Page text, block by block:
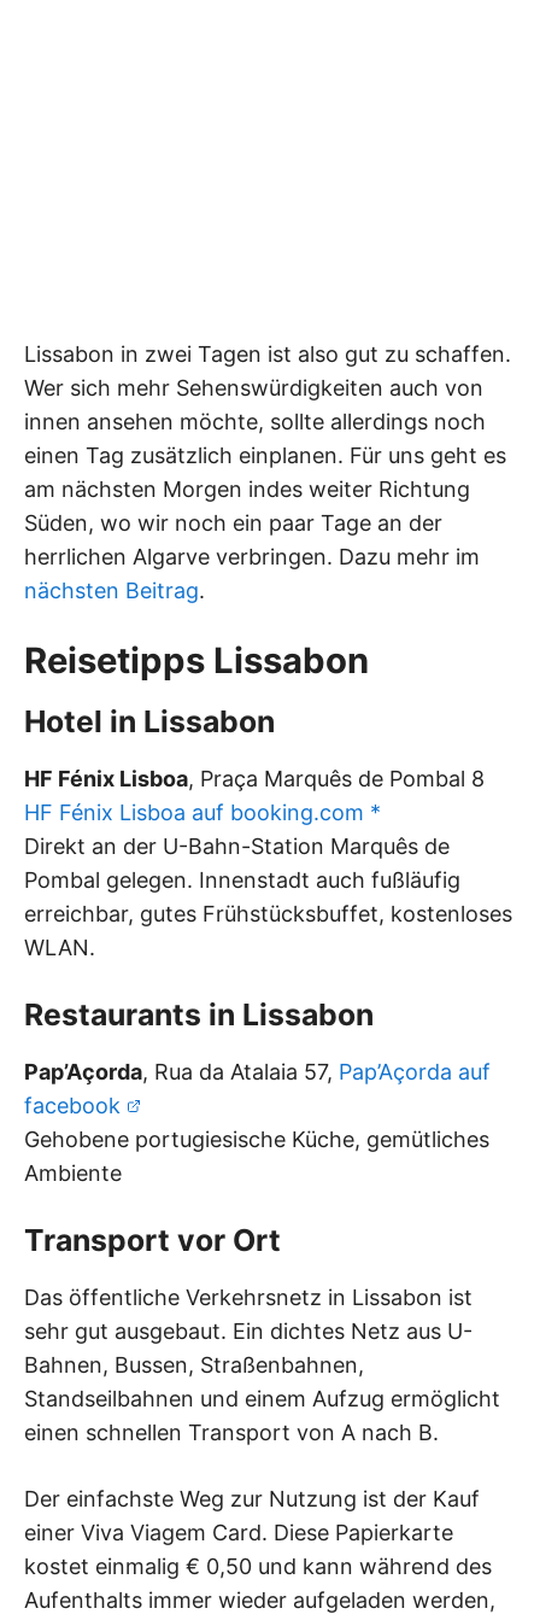
Lissabon in zwei Tagen ist also gut zu schaffen.
Wer sich mehr Sehenswürdigkeiten auch von
innen ansehen möchte, sollte allerdings noch
einen Tag zusätzlich einplanen. Für uns geht es
am nächsten Morgen indes weiter Richtung
Süden, wo wir noch ein paar Tage an der
herrlichen Algarve verbringen. Dazu mehr im
nächsten Beitrag.
Reisetipps Lissabon
Hotel in Lissabon
HF Fénix Lisboa, Praça Marquês de Pombal 8
HF Fénix Lisboa auf booking.com *
Direkt an der U-Bahn-Station Marquês de
Pombal gelegen. Innenstadt auch fußläufig
erreichbar, gutes Frühstücksbuffet, kostenloses
WLAN.
Restaurants in Lissabon
Pap’Açorda, Rua da Atalaia 57, Pap’Açorda auf
facebook
Gehobene portugiesische Küche, gemütliches
Ambiente
Transport vor Ort
Das öffentliche Verkehrsnetz in Lissabon ist
sehr gut ausgebaut. Ein dichtes Netz aus U-
Bahnen, Bussen, Straßenbahnen,
Standseilbahnen und einem Aufzug ermöglicht
einen schnellen Transport von A nach B.
Der einfachste Weg zur Nutzung ist der Kauf
einer Viva Viagem Card. Diese Papierkarte
kostet einmalig € 0,50 und kann während des
Aufenthalts immer wieder aufgeladen werden,